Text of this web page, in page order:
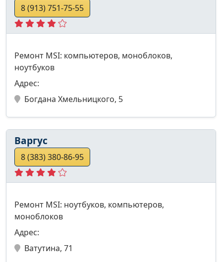
8 (913) 751-75-55
Ремонт MSI: компьютеров, моноблоков,
ноутбуков
Адрес:
Богдана Хмельницкого, 5
Варгус
8 (383) 380-86-95
Ремонт MSI: ноутбуков, компьютеров,
моноблоков
Адрес:
Ватутина, 71